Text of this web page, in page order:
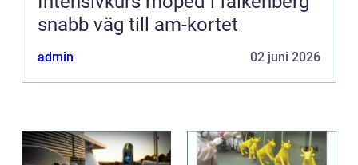
snabb väg till am-kortet
admin 02 juni 2026